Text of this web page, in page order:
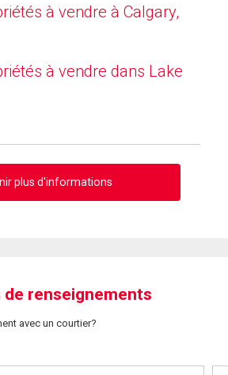
à vendre à Calgary,
à vendre dans Lake
plus d'informations
de renseignements
avec un courtier?